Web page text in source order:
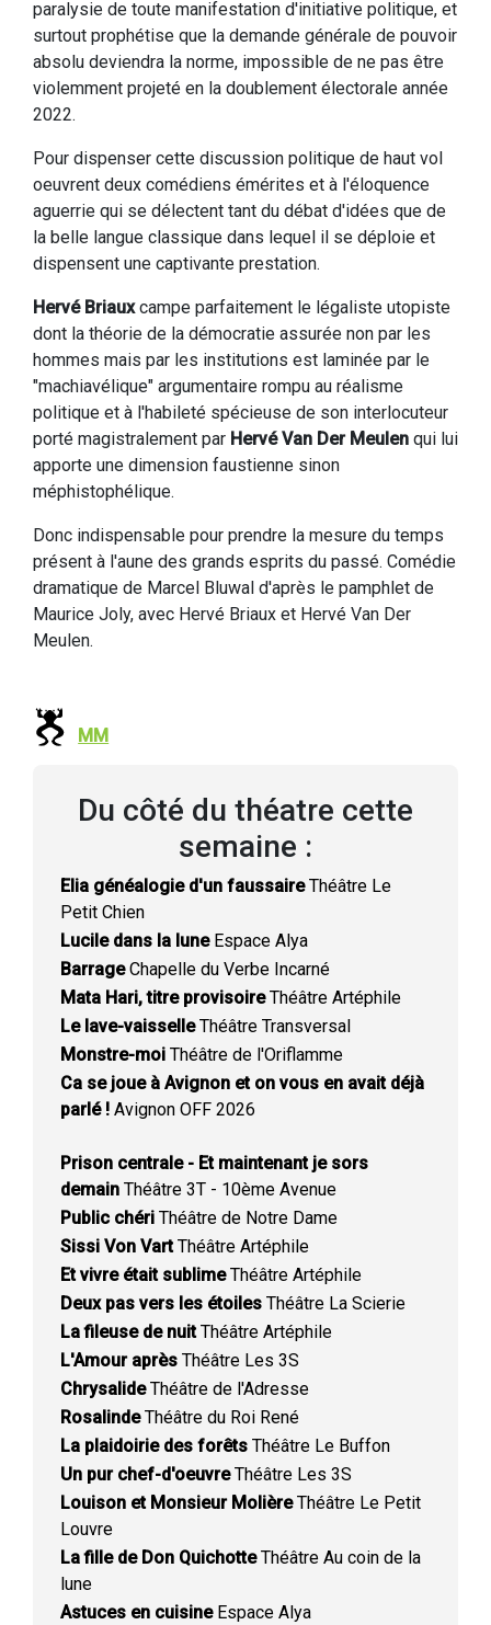
paralysie de toute manifestation d'initiative politique, et
surtout prophétise que la demande générale de pouvoir
absolu deviendra la norme, impossible de ne pas être
violemment projeté en la doublement électorale année
2022.
Pour dispenser cette discussion politique de haut vol
oeuvrent deux comédiens émérites et à l'éloquence
aguerrie qui se délectent tant du débat d'idées que de
la belle langue classique dans lequel il se déploie et
dispensent une captivante prestation.
Hervé Briauxcampe parfaitement le légaliste utopiste
dont la théorie de la démocratie assurée non par les
hommes mais par les institutions est laminée par le
"machiavélique" argumentaire rompu au réalisme
politique et à l'habileté spécieuse de son interlocuteur
porté magistralement par Hervé Van Der Meulen qui lui
apporte une dimension faustienne sinon
méphistophélique.
Donc indispensable pour prendre la mesure du temps
présent à l'aune des grands esprits du passé. Comédie
dramatique de Marcel Bluwal d'après le pamphlet de
Maurice Joly, avec Hervé Briaux et Hervé Van Der
Meulen.
MM
Du côté du théatre cette
semaine :
Elia généalogie d'un faussaireThéâtre Le
Petit Chien
Lucile dans la luneEspace Alya
BarrageChapelle du Verbe Incarné
Mata Hari, titre provisoireThéâtre Artéphile
Le lave-vaisselleThéâtre Transversal
Monstre-moi Théâtre de l'Oriflamme
Ca se joue à Avignon et on vous en avait déjà
parlé ! Avignon OFF 2026
Prison centrale - Et maintenant je sors
demain Théâtre 3T - 10ème Avenue
Public chéri Théâtre de Notre Dame
Sissi Von VartThéâtre Artéphile
Et vivre était sublimeThéâtre Artéphile
Deux pas vers les étoiles Théâtre La Scierie
La fileuse de nuitThéâtre Artéphile
L'Amour après Théâtre Les 3S
ChrysalideThéâtre de l'Adresse
RosalindeThéâtre du Roi René
La plaidoirie des forêts Théâtre Le Buffon
Un pur chef-d'oeuvreThéâtre Les 3S
Louison et Monsieur MolièreThéâtre Le Petit
Louvre
La fille de Don QuichotteThéâtre Au coin de la
lune
Astuces en cuisineEspace Alya